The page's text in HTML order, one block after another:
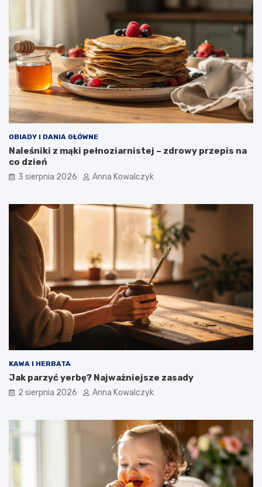
OBIADY I DANIA GŁÓWNE
Naleśniki z mąki pełnoziarnistej – zdrowy przepis na
co dzień
3 sierpnia 2026 Anna Kowalczyk
KAWA I HERBATA
Jak parzyć yerbę? Najważniejsze zasady
2 sierpnia 2026 Anna Kowalczyk